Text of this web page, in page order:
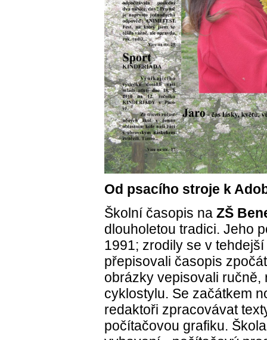
Od psacího stroje k
Školní časopis na ZŠ
dlouholetou tradici. Jeho
1991; zrodily se v
přepisovali časopis
obrázky vepisovali ručně,
cyklostylu. Se začátkem
redaktoři zpracovávat
počítačovou grafiku.